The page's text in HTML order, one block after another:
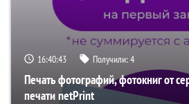
16:40:42 Получили:4
Печать фотографий, фотокниг от
печати netPrint